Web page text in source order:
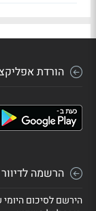
הורדת
הרשמה לדיוור
הירשם לסיכום היומי